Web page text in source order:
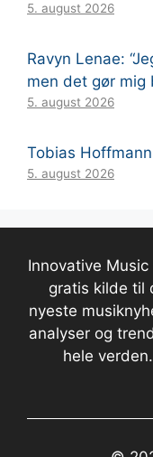
5. august 2026
Ravyn Lenae:
men det gør mig
5. august 2026
Tobias
5. august 2026
Innovative Music
gratis kilde til
nyeste
analyser og
hele verden.